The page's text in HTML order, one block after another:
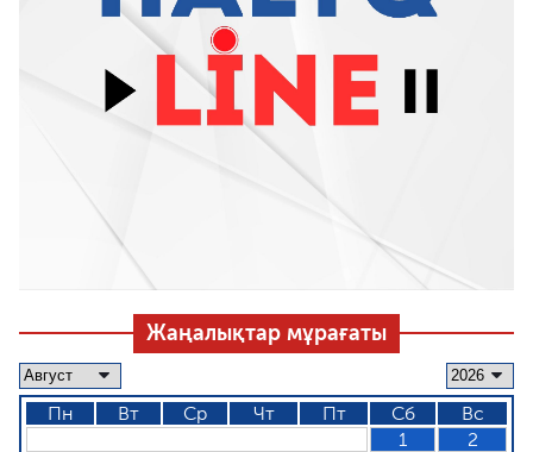
Жаңалықтар мұрағаты
Пн Вт Ср Чт Пт Сб
Вс
1
2